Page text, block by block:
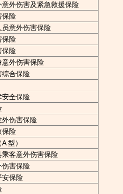
外伤害及紧急救援保险
保险
意外伤害保险
保险
保险
意外伤害保险
综合保险
安全保险
外伤害保险
保险
型）
客意外伤害保险
伤害保险
安保险